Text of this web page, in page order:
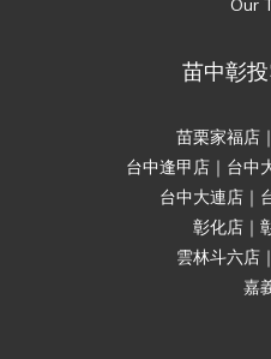
Our
苗中彰
苗栗家福店
台中逢甲店｜台中
台中大連店｜
彰化店｜
雲林斗六店
嘉